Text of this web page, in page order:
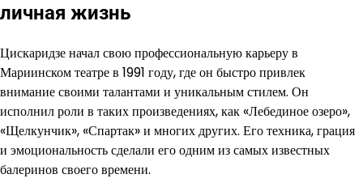
личная жизнь
Цискаридзе начал свою профессиональную карьеру в
Мариинском театре в 1991 году, где он быстро привлек
внимание своими талантами и уникальным стилем. Он
исполнил роли в таких произведениях, как «Лебединое озеро»,
«Щелкунчик», «Спартак» и многих других. Его техника, грация
и эмоциональность сделали его одним из самых известных
балеринов своего времени.